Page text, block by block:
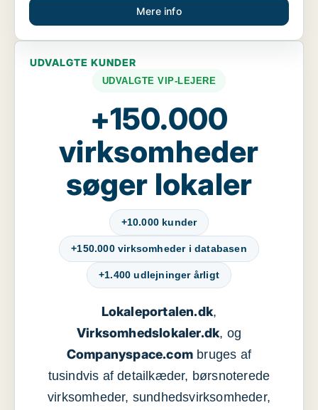
Mere info
UDVALGTE KUNDER
UDVALGTE VIP-LEJERE
+150.000
virksomheder
søger lokaler
+10.000 kunder
+150.000 virksomheder i databasen
+1.400 udlejninger årligt
Lokaleportalen.dk,
Virksomhedslokaler.dk, og
Companyspace.com bruges af
tusindvis af detailkæder, børsnoterede
virksomheder, sundhedsvirksomheder,